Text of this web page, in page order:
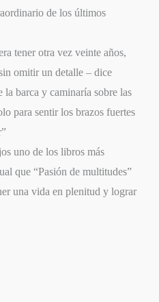
de los últimos
tener otra vez veinte años,
omitir un detalle – dice
barca y caminaría sobre las
para sentir los brazos fuertes
uno de los libros más
que “Pasión de multitudes”
una vida en plenitud y lograr